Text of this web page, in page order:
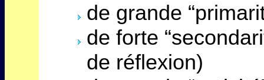
de grande
de forte
de réflexion)